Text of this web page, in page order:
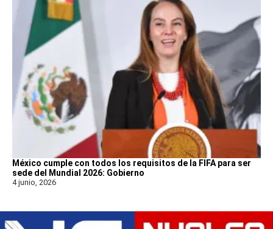
México cumple con todos los requisitos de la FIFA para ser
sede del Mundial 2026: Gobierno
4 junio, 2026